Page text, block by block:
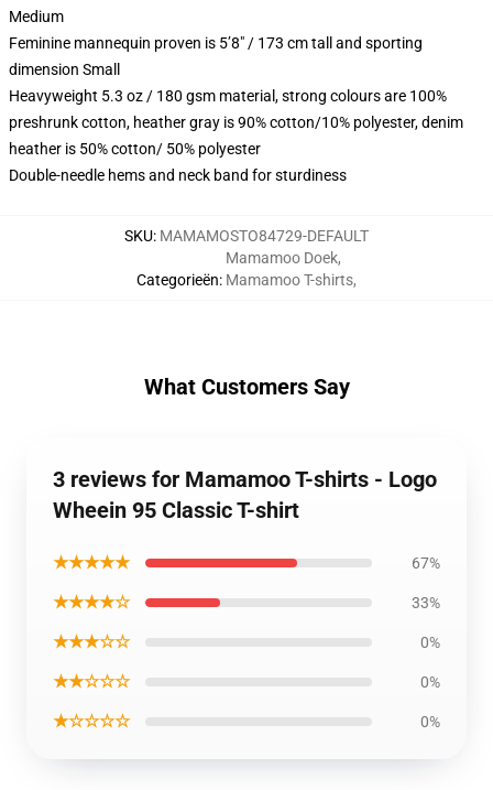
Medium
Feminine mannequin proven is 5’8″ / 173 cm tall and sporting
dimension Small
Heavyweight 5.3 oz / 180 gsm material, strong colours are 100%
preshrunk cotton, heather gray is 90% cotton/10% polyester, denim
heather is 50% cotton/ 50% polyester
Double-needle hems and neck band for sturdiness
SKU: MAMAMOSTO84729-DEFAULT
Categorieën:
Mamamoo Doek,
Mamamoo T-shirts,
What Customers Say
3 reviews for Mamamoo T-shirts - Logo
Wheein 95 Classic T-shirt
★★★★★ 67%
★★★★☆ 33%
★★★☆☆ 0%
★★☆☆☆ 0%
★☆☆☆☆ 0%